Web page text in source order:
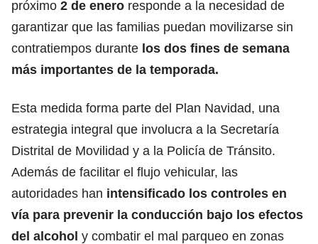
próximo 2 de enero responde a la necesidad de
garantizar que las familias puedan movilizarse sin
contratiempos durante los dos fines de semana
más importantes de la temporada.
Esta medida forma parte del Plan Navidad, una
estrategia integral que involucra a la Secretaría
Distrital de Movilidad y a la Policía de Tránsito.
Además de facilitar el flujo vehicular, las
autoridades han intensificado los controles en
vía para prevenir la conducción bajo los efectos
del alcohol y combatir el mal parqueo en zonas